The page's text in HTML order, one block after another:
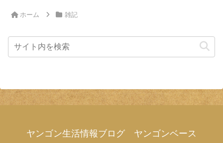
ホーム 雑記
ヤンゴン生活情報ブログ ヤンゴンベース